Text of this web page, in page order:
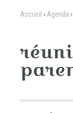
Accueil › Agenda ›